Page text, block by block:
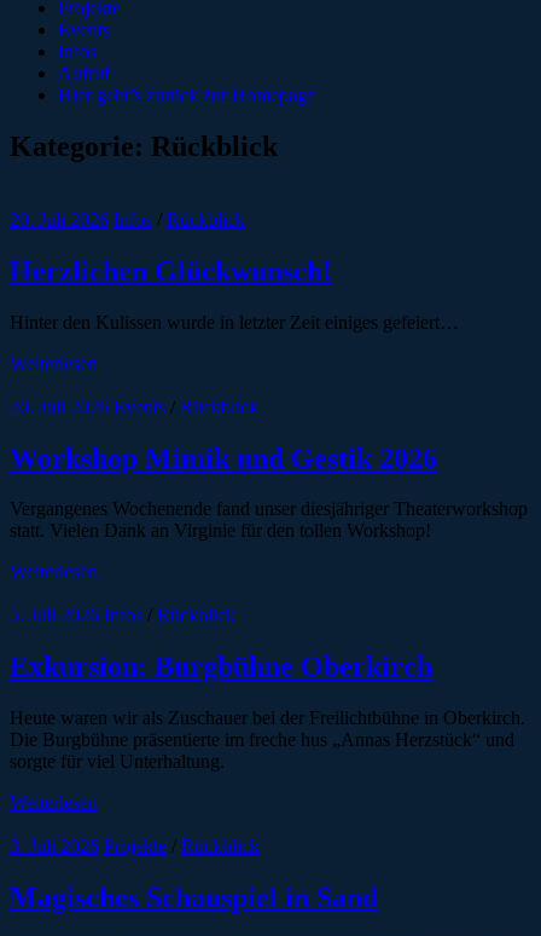
Projekte
Events
Infos
Aufruf
Hier geht’s zurück zur Homepage
Kategorie: Rückblick
20. Juli 2026 Infos / Rückblick
Herzlichen Glückwunsch!
Hinter den Kulissen wurde in letzter Zeit einiges gefeiert…
Weiterlesen
20. Juli 2026 Events / Rückblick
Workshop Mimik und Gestik 2026
Vergangenes Wochenende fand unser diesjähriger Theaterworkshop
statt. Vielen Dank an Virginie für den tollen Workshop!
Weiterlesen
5. Juli 2026 Infos / Rückblick
Exkursion: Burgbühne Oberkirch
Heute waren wir als Zuschauer bei der Freilichtbühne in Oberkirch.
Die Burgbühne präsentierte im freche hus „Annas Herzstück“ und
sorgte für viel Unterhaltung.
Weiterlesen
3. Juli 2026 Projekte / Rückblick
Magisches Schauspiel in Sand